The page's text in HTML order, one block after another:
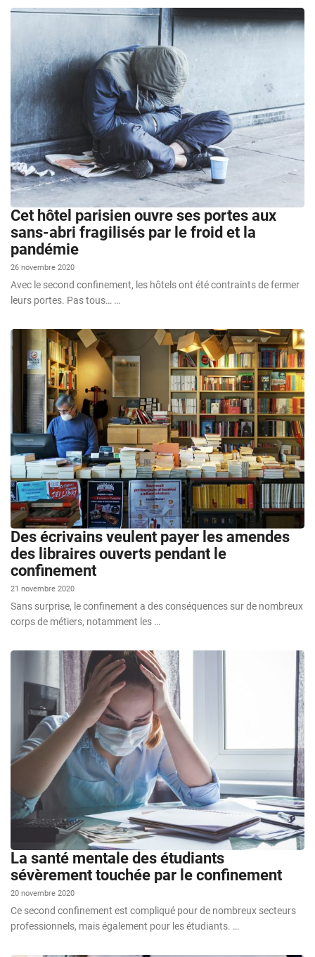
Cet hôtel parisien ouvre ses portes aux
sans-abri fragilisés par le froid et la
pandémie
26 novembre 2020
Avec le second confinement, les hôtels ont été contraints de fermer
leurs portes. Pas tous… …
Des écrivains veulent payer les amendes
des libraires ouverts pendant le
confinement
21 novembre 2020
Sans surprise, le confinement a des conséquences sur de nombreux
corps de métiers, notamment les …
La santé mentale des étudiants
sévèrement touchée par le confinement
20 novembre 2020
Ce second confinement est compliqué pour de nombreux secteurs
professionnels, mais également pour les étudiants. …